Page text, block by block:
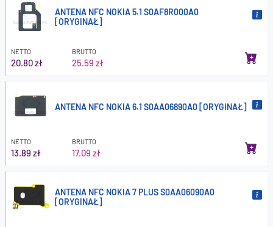
ANTENA NFC NOKIA 5.1 S0AF8R000A0
[ORYGINAŁ]
NETTO
20.80 zł
BRUTTO
25.59 zł
ANTENA NFC NOKIA 6.1 S0AA06890A0 [ORYGINAŁ]
NETTO
13.89 zł
BRUTTO
17.09 zł
ANTENA NFC NOKIA 7 PLUS S0AA06090A0
[ORYGINAŁ]